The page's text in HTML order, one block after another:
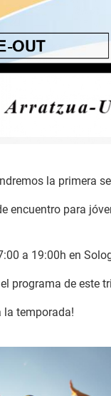
la primera
encuentro para
a 19:00h en
programa de este
la temporada!